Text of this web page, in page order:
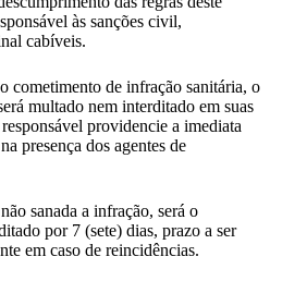
às sanções civil,
cabíveis.
cometimento de infração sanitária, o
multado nem interditado em suas
providencie a imediata
presença dos agentes de
sanada a infração, será o
por 7 (sete) dias, prazo a ser
em caso de reincidências.